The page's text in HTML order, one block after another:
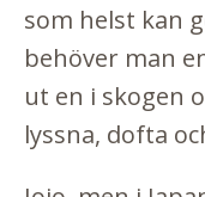
som helst kan
behöver man
ut en i skogen
lyssna, dofta